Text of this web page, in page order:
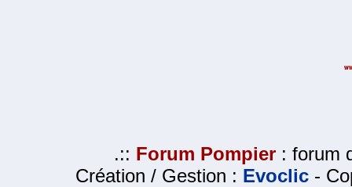
.:: Forum Pompier : forum
Création / Gestion : Evoclic -